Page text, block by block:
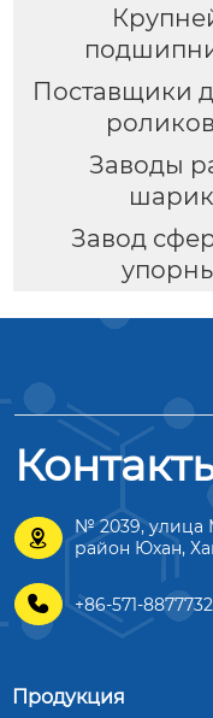
Поставщики
Заводы
Завод

№ 2039, улица
район Юхан,
 +86-571-
Продукция